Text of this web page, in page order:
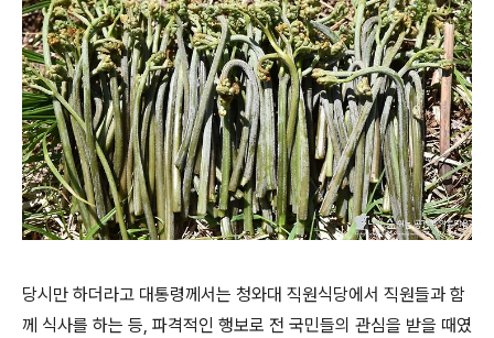
당시만 하더라고 대통령께서는 청와대 직원식당에서 직원들과 함
께 식사를 하는 등, 파격적인 행보로 전 국민들의 관심을 받을 때였